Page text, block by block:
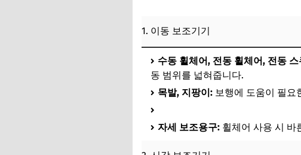
1. 이동 보조기기
수동 휠체어, 전동 휠체어, 전동 스
동 범위를 넓혀줍니다.
목발, 지팡이: 보행에 도움이 필요
자세 보조용구: 휠체어 사용 시 바